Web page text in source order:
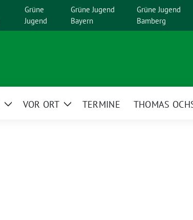
Grüne
Jugend
Grüne Jugend
Bayern
Grüne Jugend
Bamberg
ZeigeVOR ORT
ZeigeTERMINE THOMAS